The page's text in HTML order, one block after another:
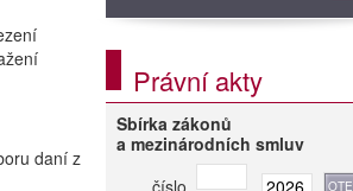
daní z
Právní akty
Sbírka zákonů
a mezinárodních smluv
číslo